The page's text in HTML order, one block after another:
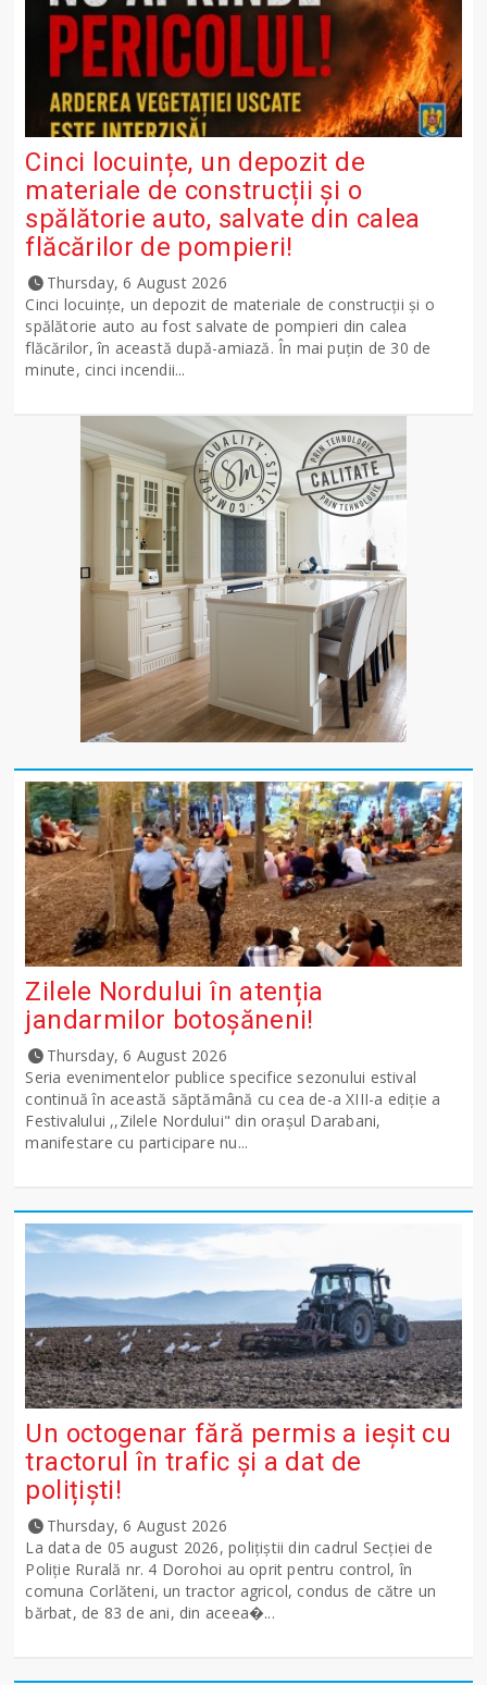
Cinci locuințe, un depozit de
materiale de construcții și o
spălătorie auto, salvate din calea
flăcărilor de pompieri!
Thursday, 6 August 2026
Cinci locuințe, un depozit de materiale de construcții și o
spălătorie auto au fost salvate de pompieri din calea
flăcărilor, în această după-amiază. În mai puțin de 30 de
minute, cinci incendii...
Zilele Nordului în atenția
jandarmilor botoșăneni!
Thursday, 6 August 2026
Seria evenimentelor publice specifice sezonului estival
continuă în această săptămână cu cea de-a XIII-a ediție a
Festivalului ,,Zilele Nordului" din orașul Darabani,
manifestare cu participare nu...
Un octogenar fără permis a ieșit cu
tractorul în trafic și a dat de
polițiști!
Thursday, 6 August 2026
La data de 05 august 2026, polițiștii din cadrul Secției de
Poliție Rurală nr. 4 Dorohoi au oprit pentru control, în
comuna Corlăteni, un tractor agricol, condus de către un
bărbat, de 83 de ani, din aceea�...